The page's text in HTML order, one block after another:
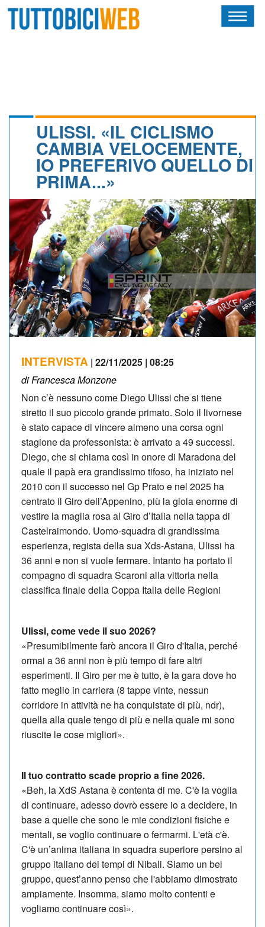
CALENDARIO
ALBI D'ORO
NEWSLETTER
ULISSI. «IL CICLISMO
CAMBIA VELOCEMENTE,
IO PREFERIVO QUELLO DI
PRIMA...»
INTERVISTA | 22/11/2025 | 08:25
di Francesca Monzone
Non c’è nessuno come Diego Ulissi che si tiene
stretto il suo piccolo grande primato. Solo il livornese
è stato capace di vincere almeno una corsa ogni
stagione da professonista: è arrivato a 49 successi.
Diego, che si chiama così in onore di Maradona del
quale il papà era grandissimo tifoso, ha iniziato nel
2010 con il successo nel Gp Prato e nel 2025 ha
centrato il Giro dell’Appenino, più la gioia enorme di
vestire la maglia rosa al Giro d’Italia nella tappa di
Castelraimondo. Uomo-squadra di grandissima
esperienza, regista della sua Xds-Astana, Ulissi ha
36 anni e non si vuole fermare. Intanto ha portato il
compagno di squadra Scaroni alla vittoria nella
classifica finale della Coppa Italia delle Regioni
Ulissi, come vede il suo 2026?
«Presumibilmente farò ancora il Giro d'Italia, perché
ormai a 36 anni non è più tempo di fare altri
esperimenti. Il Giro per me è tutto, è la gara dove ho
fatto meglio in carriera (8 tappe vinte, nessun
corridore in attività ne ha conquistate di più, ndr),
quella alla quale tengo di più e nella quale mi sono
riuscite le cose migliori».
Il tuo contratto scade proprio a fine 2026.
«Beh, la XdS Astana è contenta di me. C'è la voglia
di continuare, adesso dovrò essere io a decidere, in
base a quelle che sono le mie condizioni fisiche e
mentali, se voglio continuare o fermarmi. L'età c'è.
C'è un’anima italiana in squadra superiore persino al
gruppo italiano dei tempi di Nibali. Siamo un bel
gruppo, quest’anno penso che l'abbiamo dimostrato
ampiamente. Insomma, siamo molto contenti e
vogliamo continuare così».